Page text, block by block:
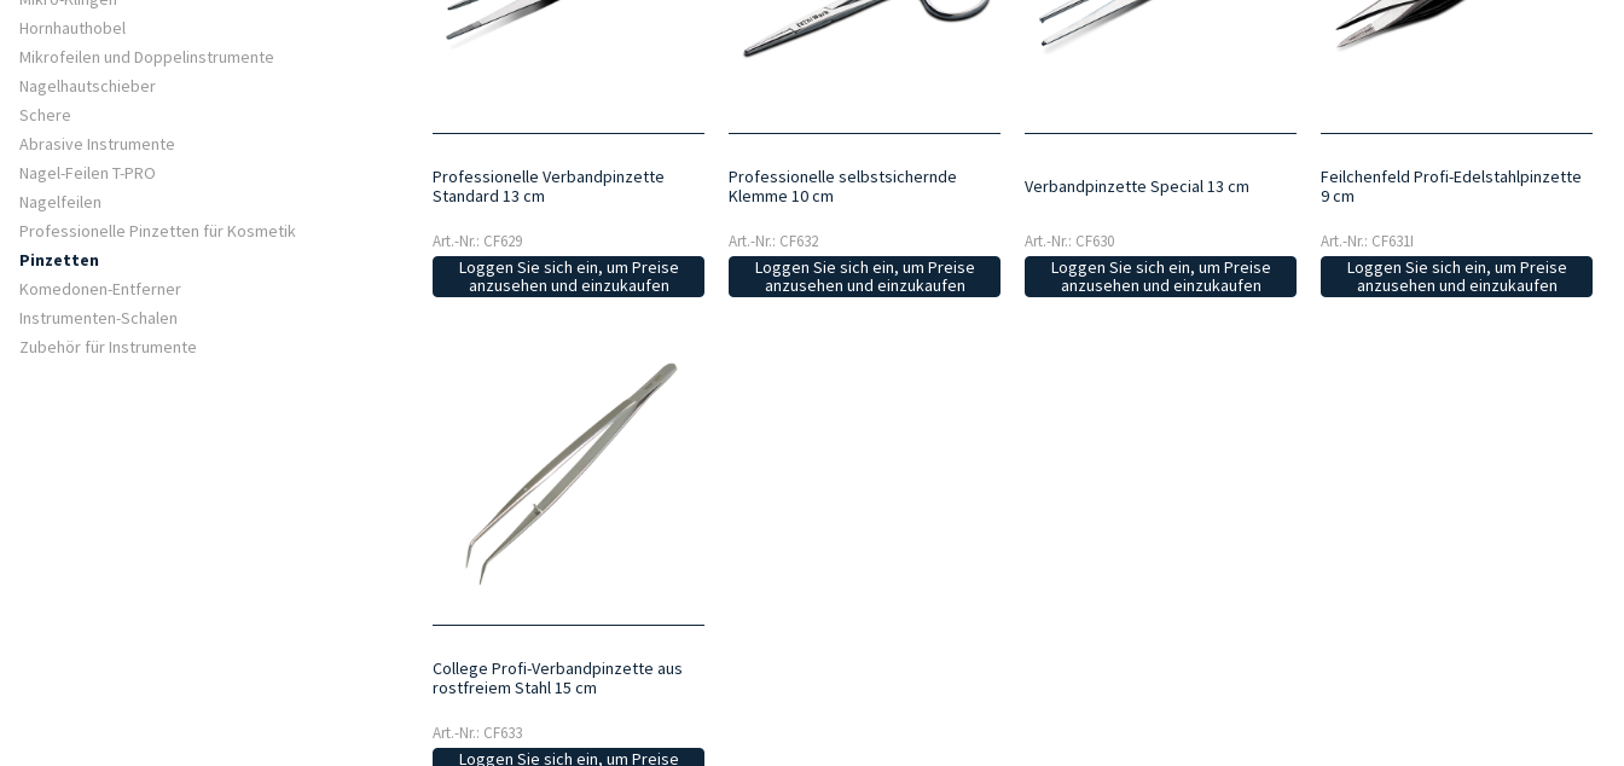
Hornhauthobel
Mikrofeilen und Doppelinstrumente
Nagelhautschieber
Schere
Abrasive Instrumente
Nagel-Feilen T-PRO
Nagelfeilen
Professionelle Pinzetten für Kosmetik
Pinzetten
Komedonen-Entferner
Instrumenten-Schalen
Zubehör für Instrumente
Professionelle Verbandpinzette
Standard 13 cm
Art.-Nr.: CF629
Loggen Sie sich ein, um Preise
anzusehen und einzukaufen
Professionelle selbstsichernde
Klemme 10 cm
Art.-Nr.: CF632
Loggen Sie sich ein, um Preise
anzusehen und einzukaufen
Verbandpinzette Special 13 cm
Art.-Nr.: CF630
Loggen Sie sich ein, um Preise
anzusehen und einzukaufen
Feilchenfeld Profi-Edelstahlpinzette
9 cm
Art.-Nr.: CF631I
Loggen Sie sich ein, um Preise
anzusehen und einzukaufen
College Profi-Verbandpinzette aus
rostfreiem Stahl 15 cm
Art.-Nr.: CF633
Loggen Sie sich ein, um Preise